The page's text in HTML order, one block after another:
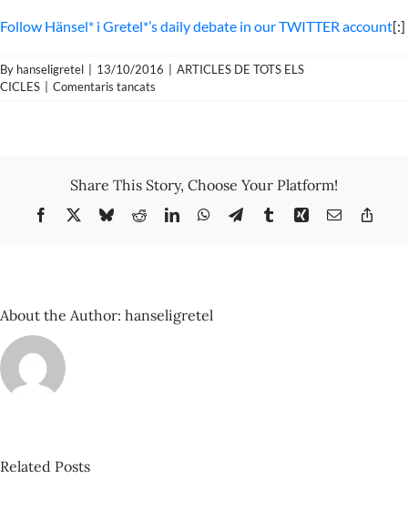
Follow Hänsel* i Gretel*’s daily debate in our TWITTER account[:]
By hanseligretel 13/10/2016
ARTICLES DE TOTS ELS
CICLES
Comentaris tancats
Sagrada
Família
de
Share This Story, Choose Your Platform!
Facebook BlueskyRedditLinkedInWhatsApp
TelegramTumblrXing Email
About the Author: hanseligretel
Related Posts